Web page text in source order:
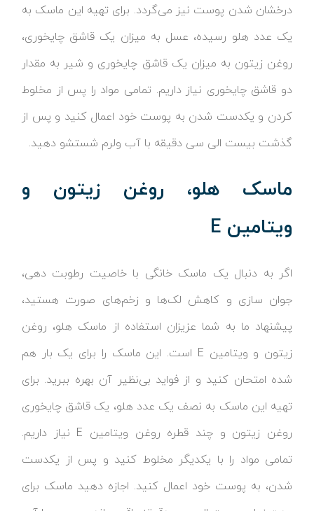
درخشان شدن پوست نیز می‌گردد. برای تهیه این ماسک به
یک عدد هلو رسیده، عسل به میزان یک قاشق چایخوری،
روغن زیتون به میزان یک قاشق چایخوری و شیر به مقدار
دو قاشق چایخوری نیاز داریم. تمامی مواد را پس از مخلوط
کردن و یکدست شدن به پوست خود اعمال کنید و پس از
گذشت بیست الی سی دقیقه با آب ولرم شستشو دهید.
ماسک هلو، روغن زیتون و
ویتامین E
اگر به دنبال یک ماسک خانگی با خاصیت رطوبت دهی،
جوان سازی و کاهش لک‌ها و زخم‌های صورت هستید،
پیشنهاد ما به شما عزیزان استفاده از ماسک هلو، روغن
زیتون و ویتامین E است. این ماسک را برای یک بار هم
شده امتحان کنید و از فواید بی‌نظیر آن بهره ببرید. برای
تهیه این ماسک به نصف یک عدد هلو، یک قاشق چایخوری
روغن زیتون و چند قطره روغن ویتامین E نیاز داریم.
تمامی مواد را با یکدیگر مخلوط کنید و پس از یکدست
شدن، به پوست خود اعمال کنید. اجازه دهید ماسک برای